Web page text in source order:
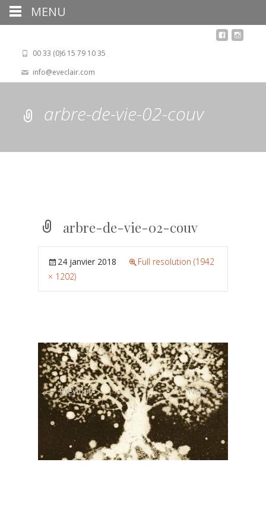
00 33 (0)6 15 79 10 35
info@eveclair.com
arbre-de-vie-02-couv
arbre-de-vie-02-couv
24 janvier 2018
Full resolution (1942
× 1202)
←Previous Next→
MENU